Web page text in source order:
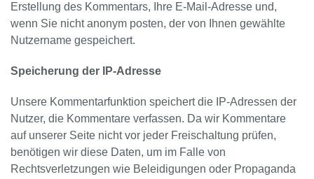
Erstellung des Kommentars, Ihre E-Mail-Adresse und,
wenn Sie nicht anonym posten, der von Ihnen gewählte
Nutzername gespeichert.
Speicherung der IP-Adresse
Unsere Kommentarfunktion speichert die IP-Adressen der
Nutzer, die Kommentare verfassen. Da wir Kommentare
auf unserer Seite nicht vor jeder Freischaltung prüfen,
benötigen wir diese Daten, um im Falle von
Rechtsverletzungen wie Beleidigungen oder Propaganda